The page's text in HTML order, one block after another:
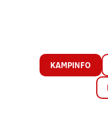
KAMPINFO